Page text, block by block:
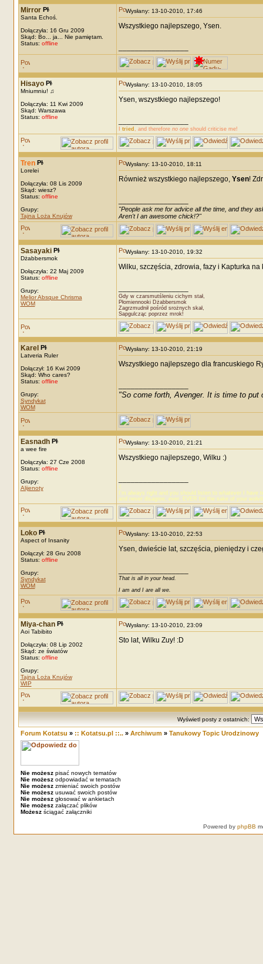
Mirror
Santa Echoś.
Dołączyła: 16 Gru 2009
Skąd: Bo... ja... Nie pamiętam.
Status: offline
Wysłany: 13-10-2010, 17:46
Wszystkiego najlepszego, Ysen.
Hisayo
Mniumniu! ♫
Dołączyła: 11 Kwi 2009
Skąd: Warszawa
Status: offline
Wysłany: 13-10-2010, 18:05
Ysen, wszystkiego najlepszego!
tried , and therefore no oneshould criticise me!
Tren
Lorelei
Dołączyła: 08 Lis 2009
Skąd: wiesz?
Status: offline
Grupy:
Tajna Loża Knujów
Wysłany: 13-10-2010, 18:11
Również wszystkiego najlepszego, Ysen!
"People ask me for advice all the time, and they
Aren't I an awesome chick!?"
Sasayaki
Dżabbersmok
Dołączyła: 22 Maj 2009
Status: offline
Grupy:
Melior Absque Chrisma
WOM
Wysłany: 13-10-2010, 19:32
Wilku, szczęścia, zdrowia, fazy i Kapturka
Gdy w czarsmutśleniu cichym stał,
Płomiennooki Dżabbersmok
Zagrzmudnił pośród srożnych skał,
Sapgulcząc poprzez mrok!
Karel
Latveria Ruler
Dołączył: 16 Kwi 2009
Skąd: Who cares?
Status: offline
Grupy:
Syndykat
WOM
Wysłany: 13-10-2010, 21:19
Wszystkiego najlepszego dla francuskiego
"So come forth, Avenger. It is time to put
Easnadh
a wee fire
Dołączyła: 27 Cze 2008
Status: offline
Grupy:
Alijenoty
Wysłany: 13-10-2010, 21:21
Wszystkiego najlepszego, Wilku :)
☾
I’m always right and you should listen to whatever I have
and never disagree, ever, EVER for the sake of your
Loko
Aspect of Insanity
Dołączył: 28 Gru 2008
Status: offline
Grupy:
Syndykat
WOM
Wysłany: 13-10-2010, 22:53
Ysen, dwieście lat, szczęścia, pieniędzy i
That is all in your head.
I am and I are all we.
Miya-chan
Aoi Tabibito
Dołączyła: 08 Lip 2002
Skąd: ze światów
Status: offline
Grupy:
Tajna Loża Knujów
WIP
Wysłany: 13-10-2010, 23:09
Sto lat, Wilku Zuy! :D
Wyświetl posty z ostatnich:
Forum Kotatsu » :: Kotatsu.pl ::..» Archiwum» Tanukowy Topic Urodzinowy
Nie możeszpisać nowych tematów
Nie możeszodpowiadać w tematach
Nie możeszzmieniać swoich postów
Nie możeszusuwać swoich postów
Nie możeszgłosować w ankietach
Nie możeszzałączać plików
Możeszściągać załączniki
Powered by phpBB